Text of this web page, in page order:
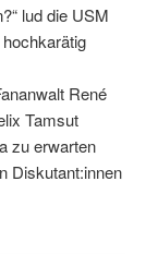
lud die USM
René
Tamsut
zu erwarten
Diskutant:innen